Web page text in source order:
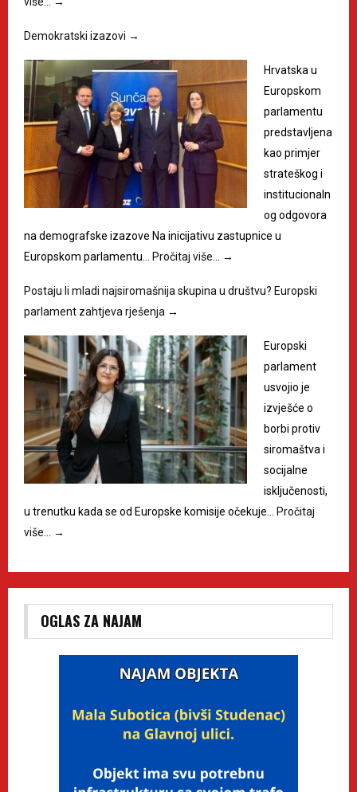
Demokratski izazovi →
Hrvatska u
Europskom
parlamentu
predstavljena
kao primjer
strateškog i
institucionaln
og odgovora
na demografske izazove Na inicijativu zastupnice u
Europskom parlamentu… Pročitaj više… →
Postaju li mladi najsiromašnija skupina u društvu? Europski
parlament zahtjeva rješenja →
Europski
parlament
usvojio je
izvješće o
borbi protiv
siromaštva i
socijalne
isključenosti,
u trenutku kada se od Europske komisije očekuje… Pročitaj
više… →
OGLAS ZA NAJAM